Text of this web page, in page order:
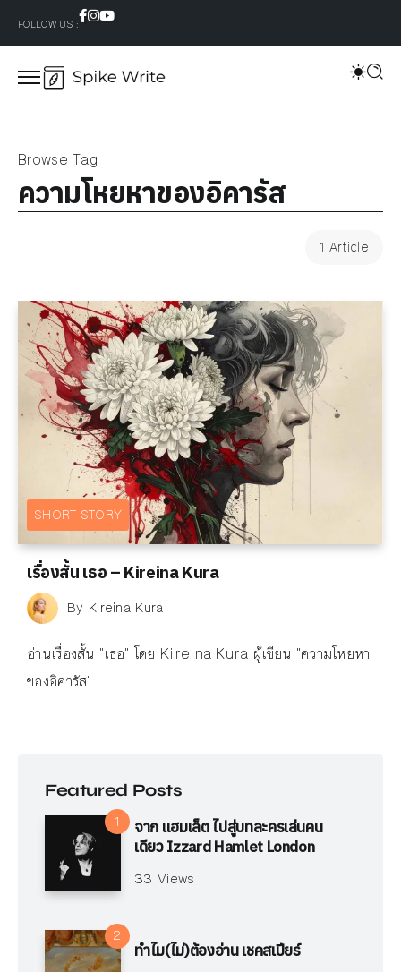
FOLLOW US :
Browse Tag
ความโหยหาของอิคารัส
1 Article
SHORT STORY
เรื่องสั้น เธอ – Kireina Kura
By Kireina Kura
อ่านเรื่องสั้น "เธอ" โดย Kireina Kura ผู้เขียน "ความโหยหา
ของอิคารัส" ...
Featured Posts
จาก แฮมเล็ต ไปสู่บทละครเล่นคน
เดียว Izzard Hamlet London
33 Views
ทำไม(ไม่)ต้องอ่าน เชคสเปียร์